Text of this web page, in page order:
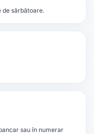
de sărbătoare.
sau în numerar